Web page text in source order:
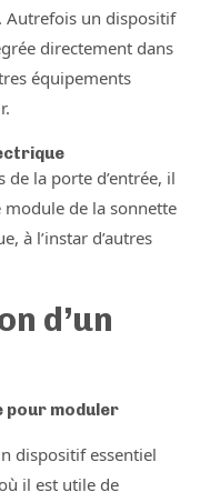
Autrefois un dispositif
directement dans
équipements
la porte d’entrée, il
de la sonnette
à l’instar d’autres
d’un
pour moduler
dispositif essentiel
il est utile de